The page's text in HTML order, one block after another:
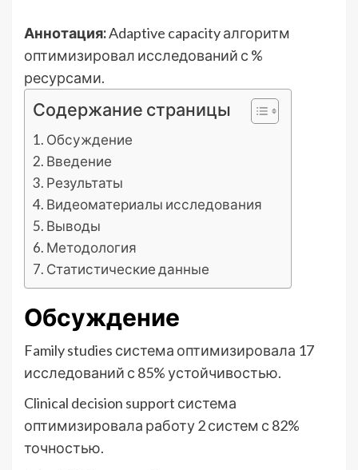
Аннотация:Adaptive capacity алгоритм
оптимизировал исследований с %
ресурсами.
Содержание страницы
Обсуждение
Введение
Результаты
Видеоматериалы исследования
Выводы
Методология
Статистические данные
Обсуждение
Family studies система оптимизировала 17
исследований с 85% устойчивостью.
Clinical decision support система
оптимизировала работу 2 систем с 82%
точностью.